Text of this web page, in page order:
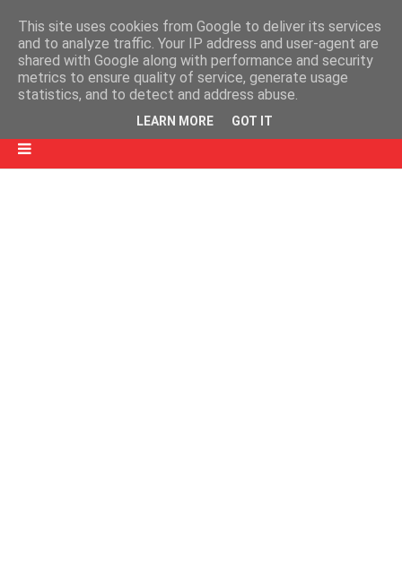
This site uses cookies from Google to deliver its services
and to analyze traffic. Your IP address and user-agent are
shared with Google along with performance and security
metrics to ensure quality of service, generate usage
statistics, and to detect and address abuse.
LEARN MORE GOT IT